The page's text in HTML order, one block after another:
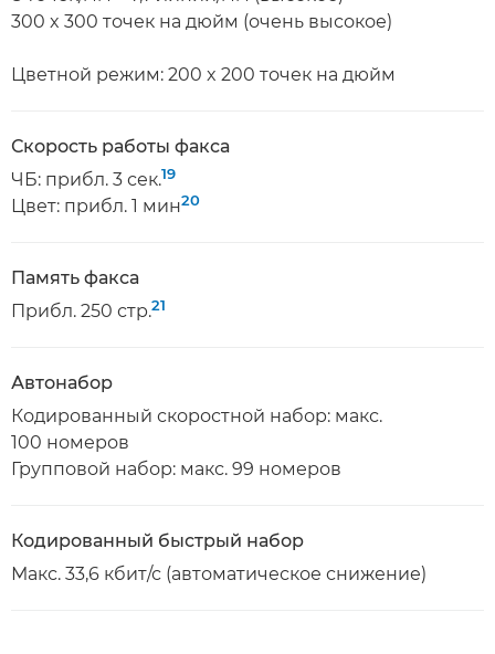
300 x 300 точек на дюйм (очень высокое)
Цветной режим: 200 x 200 точек на дюйм
Скорость работы факса
ЧБ: прибл. 3 сек.19
Цвет: прибл. 1 мин20
Память факса
Прибл. 250 стр.21
Автонабор
Кодированный скоростной набор: макс.
100 номеров
Групповой набор: макс. 99 номеров
Кодированный быстрый набор
Макс. 33,6 кбит/с (автоматическое снижение)